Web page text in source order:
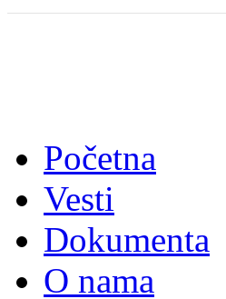
Početna
Vesti
Dokumenta
O nama